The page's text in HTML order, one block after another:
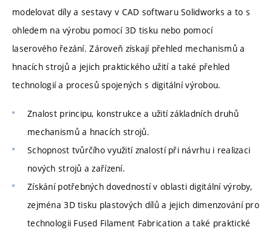
modelovat díly a sestavy v CAD softwaru Solidworks a to s
ohledem na výrobu pomocí 3D tisku nebo pomocí
laserového řezání. Zároveň získají přehled mechanismů a
hnacích strojů a jejich praktického užití a také přehled
technologií a procesů spojených s digitální výrobou.
Znalost principu, konstrukce a užití základních druhů
mechanismů a hnacích strojů.
Schopnost tvůrčího využití znalostí při návrhu i realizaci
nových strojů a zařízení.
Získání potřebných dovedností v oblasti digitální výroby,
zejména 3D tisku plastových dílů a jejich dimenzování pro
technologii Fused Filament Fabrication a také praktické